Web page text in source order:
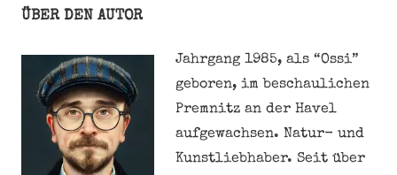
ÜBER DEN AUTOR
Jahrgang 1985, als “Ossi”
geboren, im beschaulichen
Premnitz an der Havel
aufgewachsen. Natur- und
Kunstliebhaber. Seit über